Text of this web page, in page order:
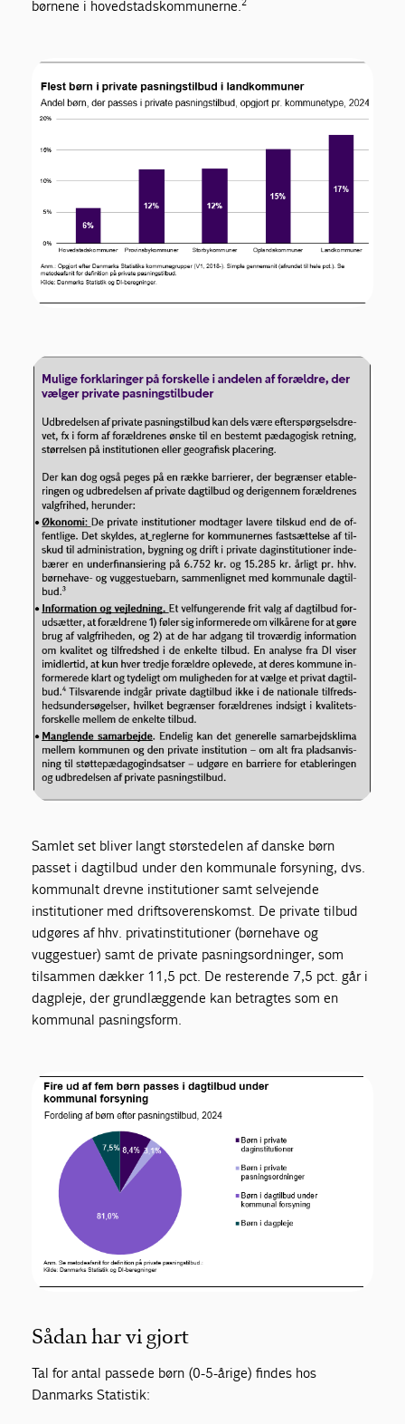
børnene i hovedstadskommunerne.2
Samlet set bliver langt størstedelen af danske børn
passet i dagtilbud under den kommunale forsyning, dvs.
kommunalt drevne institutioner samt selvejende
institutioner med driftsoverenskomst. De private tilbud
udgøres af hhv. privatinstitutioner (børnehave og
vuggestuer) samt de private pasningsordninger, som
tilsammen dækker 11,5 pct. De resterende 7,5 pct. går i
dagpleje, der grundlæggende kan betragtes som en
kommunal pasningsform.
Sådan har vi gjort
Tal for antal passede børn (0-5-årige) findes hos
Danmarks Statistik: